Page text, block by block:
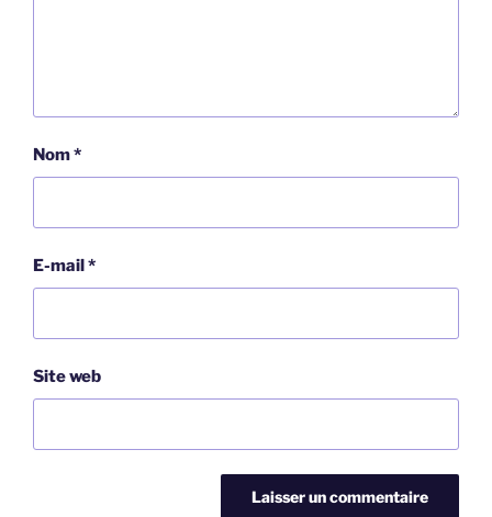
Nom*
E-mail*
Site web